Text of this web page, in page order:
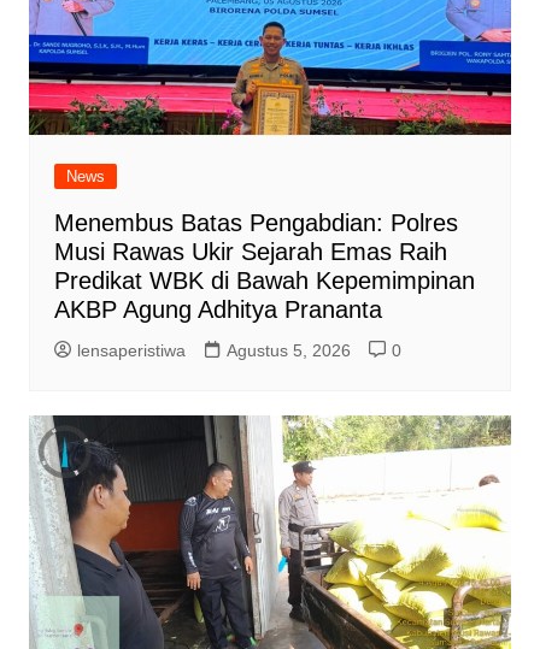
News
Menembus Batas Pengabdian: Polres
Musi Rawas Ukir Sejarah Emas Raih
Predikat WBK di Bawah Kepemimpinan
AKBP Agung Adhitya Prananta
lensaperistiwa Agustus 5, 2026 0